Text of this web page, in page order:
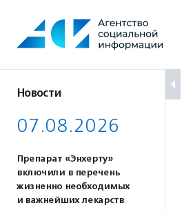
содержанию
Новости
07.08.2026
Препарат «Энхерту»
включили в перечень
жизненно необходимых
и важнейших лекарств